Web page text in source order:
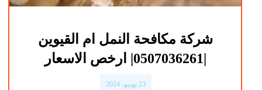
شركة مكافحة النمل ام القيوين
23 يونيو، 2024